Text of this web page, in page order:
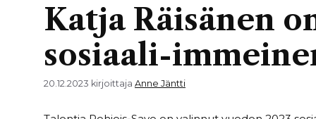
Katja Räisänen
sosiaali-
20.12.2023 kirjoittaja Anne Jäntti